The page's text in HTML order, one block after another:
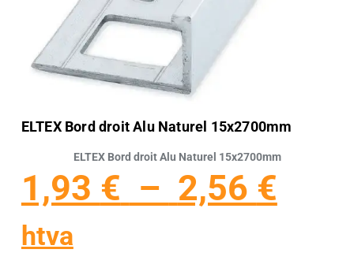
ELTEX Bord droit Alu Naturel 15x2700mm
ELTEX Bord droit Alu Naturel 15x2700mm
1,93 € – 2,56 €
htva